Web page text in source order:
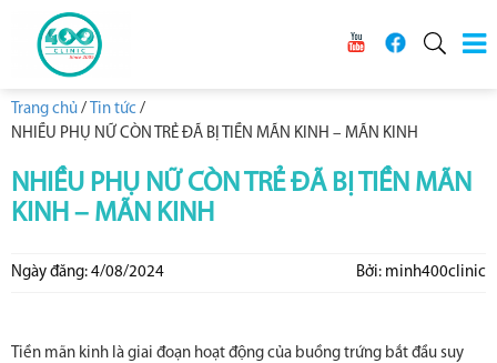
Trang chủ / Tin tức /
NHIỀU PHỤ NỮ CÒN TRẺ ĐÃ BỊ TIỀN MÃN KINH – MÃN KINH
NHIỀU PHỤ NỮ CÒN TRẺ ĐÃ BỊ TIỀN MÃN
KINH – MÃN KINH
Ngày đăng: 4/08/2024 Bởi: minh400clinic
Tiền mãn kinh là giai đoạn hoạt động của buồng trứng bắt đầu suy